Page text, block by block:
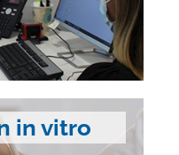
in vitro